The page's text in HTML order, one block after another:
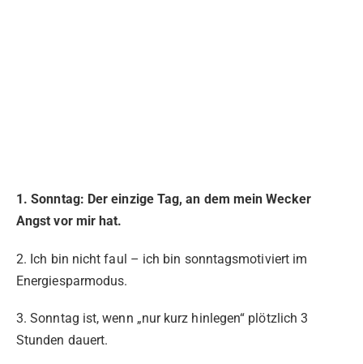
1. Sonntag: Der einzige Tag, an dem mein Wecker
Angst vor mir hat.
2. Ich bin nicht faul – ich bin sonntagsmotiviert im
Energiesparmodus.
3. Sonntag ist, wenn „nur kurz hinlegen“ plötzlich 3
Stunden dauert.